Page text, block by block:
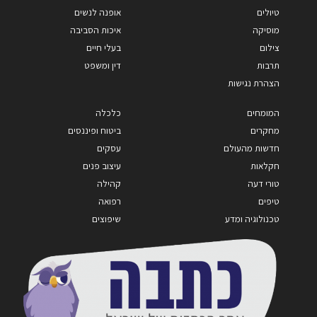
טיולים
מוסיקה
צילום
תרבות
הצהרת נגישות
אופנה לנשים
איכות הסביבה
בעלי חיים
דין ומשפט
המומחים
מחקרים
חדשות מהעולם
חקלאות
טורי דעה
טיפים
טכנולוגיה ומדע
כלכלה
ביטוח ופיננסים
עסקים
עיצוב פנים
קהילה
רפואה
שיפוצים